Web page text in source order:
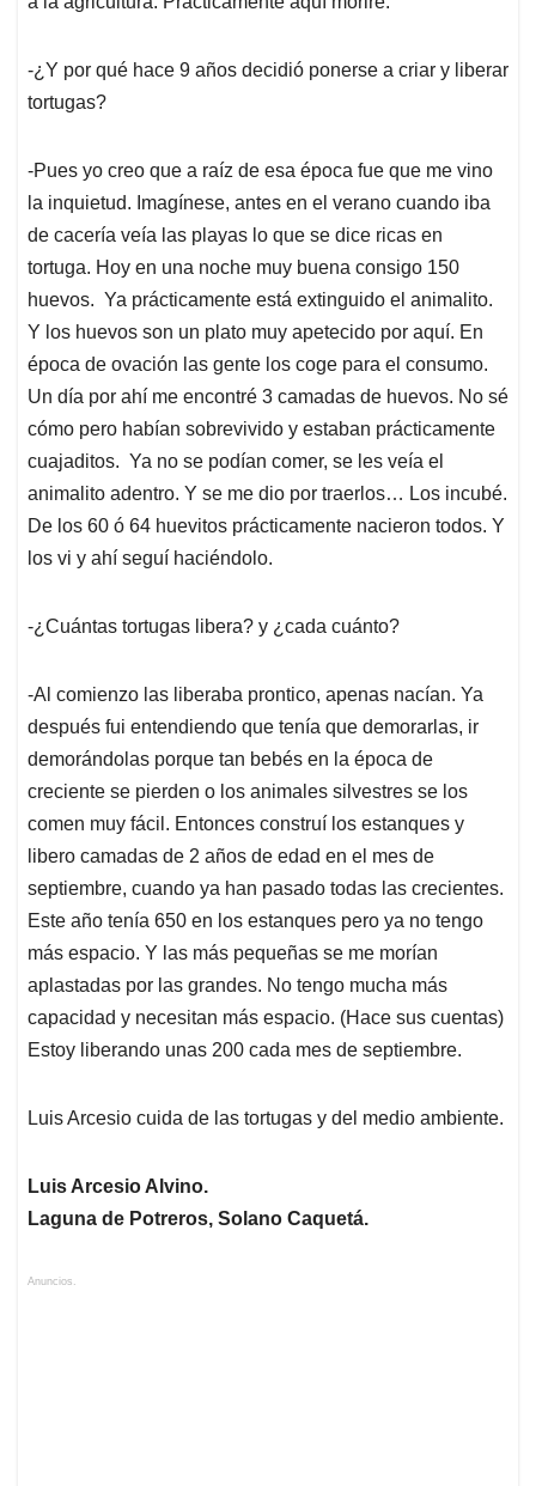
-¿Y por qué hace 9 años decidió ponerse a criar y liberar
tortugas?
-Pues yo creo que a raíz de esa época fue que me vino
la inquietud. Imagínese, antes en el verano cuando iba
de cacería veía las playas lo que se dice ricas en
tortuga. Hoy en una noche muy buena consigo 150
huevos. Ya prácticamente está extinguido el animalito.
Y los huevos son un plato muy apetecido por aquí. En
época de ovación las gente los coge para el consumo.
Un día por ahí me encontré 3 camadas de huevos. No sé
cómo pero habían sobrevivido y estaban prácticamente
cuajaditos. Ya no se podían comer, se les veía el
animalito adentro. Y se me dio por traerlos… Los incubé.
De los 60 ó 64 huevitos prácticamente nacieron todos. Y
los vi y ahí seguí haciéndolo.
-¿Cuántas tortugas libera? y ¿cada cuánto?
-Al comienzo las liberaba prontico, apenas nacían. Ya
después fui entendiendo que tenía que demorarlas, ir
demorándolas porque tan bebés en la época de
creciente se pierden o los animales silvestres se los
comen muy fácil. Entonces construí los estanques y
libero camadas de 2 años de edad en el mes de
septiembre, cuando ya han pasado todas las crecientes.
Este año tenía 650 en los estanques pero ya no tengo
más espacio. Y las más pequeñas se me morían
aplastadas por las grandes. No tengo mucha más
capacidad y necesitan más espacio. (Hace sus cuentas)
Estoy liberando unas 200 cada mes de septiembre.
Luis Arcesio cuida de las tortugas y del medio ambiente.
Luis Arcesio Alvino.
Laguna de Potreros, Solano Caquetá.
Anuncios.